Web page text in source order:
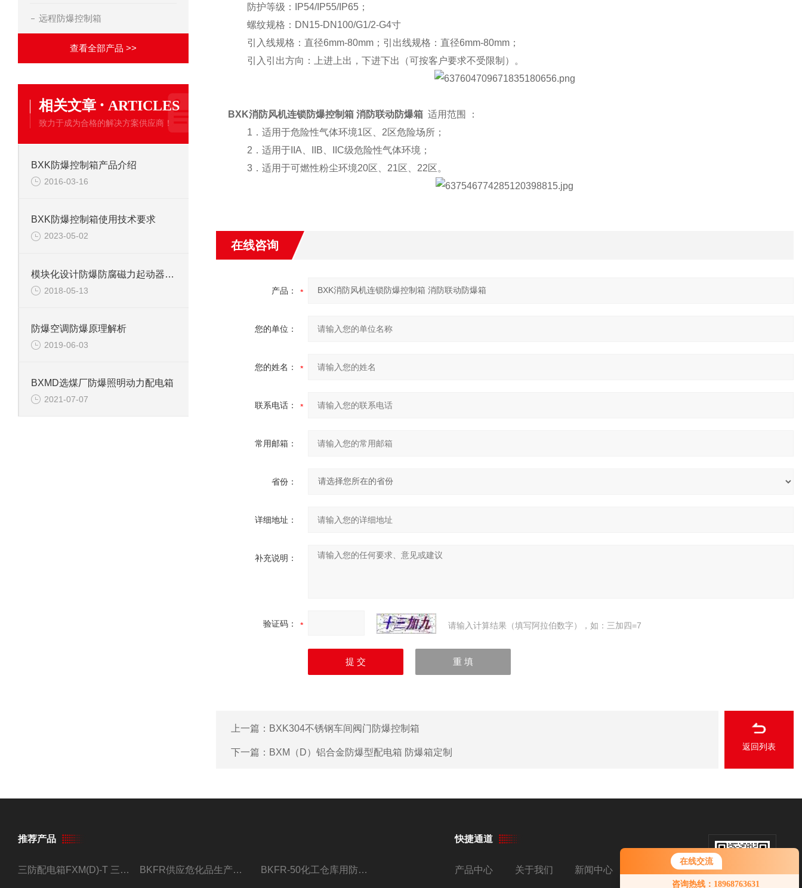
在线交流
咨询热线：18968763631
您好！欢迎前来咨询，很高兴为您
远程防爆控制箱
查看全部产品 >>
相关文章 · ARTICLES
致力于成为合格的解决方案供应商！
BXK防爆控制箱产品介绍
2016-03-16
BXK防爆控制箱使用技术要求
2023-05-02
模块化设计防爆防腐磁力起动器简介
2018-05-13
防爆空调防爆原理解析
2019-06-03
BXMD选煤厂防爆照明动力配电箱
2021-07-07
防护等级：IP54/IP55/IP65；
螺纹规格：DN15-DN100/G1/2-G4寸
引入线规格：直径6mm-80mm；引出线规格：直径6mm-80mm；
引入引出方向：上进上出，下进下出（可按客户要求不受限制）。
BXK消防风机连锁防爆控制箱 消防联动防爆箱适用范围 ：
1．适用于危险性气体环境1区、2区危险场所；
2．适用于IIA、IIB、IIC级危险性气体环境；
3．适用于可燃性粉尘环境20区、21区、22区。
在线咨询
产品：
您的单位：
您的姓名：
联系电话：
常用邮箱：
省份：
详细地址：
补充说明：
验证码： 请输入计算结果（填写阿拉伯数字），如：三加四=7
上一篇： BXK304不锈钢车间阀门防爆控制箱
下一篇： BXM（D）铝合金防爆型配电箱 防爆箱定制
返回列表
推荐产品
三防配电箱FXM(D)-T 三防型黑色工程塑料 BKFR供应危化品生产车间1.5匹2匹3匹5匹防爆空调 BKFR-50化工仓库用防爆空调器 加工定制改装
快捷通道
产品中心 关于我们 新闻中心